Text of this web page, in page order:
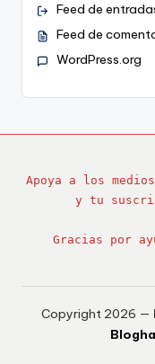
Feed de
Feed de
WordPress.org
Apoya a los
y tu
Gracias por
Copyright 2026 —